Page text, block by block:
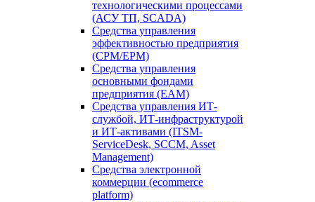
технологическими процессами
(АСУ ТП, SCADA)
Средства управления
эффективностью предприятия
(CPM/EPM)
Средства управления
основными фондами
предприятия (EAM)
Средства управления ИТ-
службой, ИТ-инфраструктурой
и ИТ-активами (ITSM-
ServiceDesk, SCCM, Asset
Management)
Средства электронной
коммерции (ecommerce
platform)